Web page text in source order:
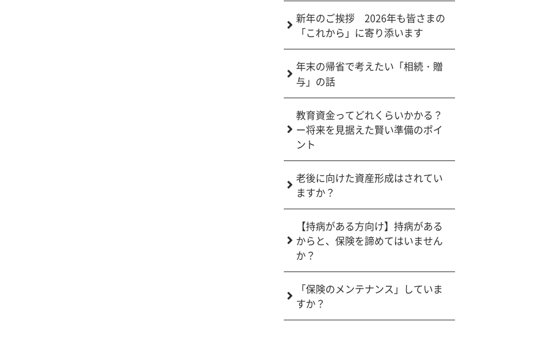
新年のご挨拶 2026年も皆さまの
「これから」に寄り添います
年末の帰省で考えたい「相続・贈
与」の話
教育資金ってどれくらいかかる？
ー将来を見据えた賢い準備のポイ
ント
老後に向けた資産形成はされてい
ますか？
【持病がある方向け】持病がある
からと、保険を諦めてはいません
か？
「保険のメンテナンス」していま
すか？